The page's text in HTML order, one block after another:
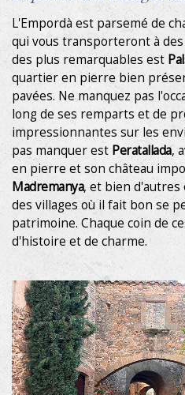
L'Empordà est parsemé de
qui vous transporteront à
des plus remarquables est
quartier en pierre bien
pavées. Ne manquez pas
long de ses remparts et de
impressionnantes sur les
pas manquer est Peratallada,
en pierre et son château
Madremanya, et bien d'autres
des villages où il fait bon se
patrimoine. Chaque coin de
d'histoire et de charme.
Modifier les cookies
Technique et Fonctionnel
Ce site Web utilise ses
informations afin d'améliorer
continuez à naviguer, vous
L'utilisateur a la possibilité de
pouvant, s'il le souhaite,
disque dur, même s'il doit
action peut entraîner des
site.
Analyse et
Ils permettent le suivi et
utilisateurs de ce site. Les
type de cookies sont utilisées
Web pour l'élaboration des
utilisateurs afin d'introduire
l'analyse des données
utilisateurs du service. . Ils
sauvegarder les informations
pour améliorer la qualité de
meilleure expérience grâce